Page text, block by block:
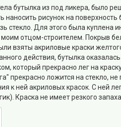
бутылка из под ликера, было
наносить рисунок на
стекло. Для этого была куплена
отцом-строителем. Покрыв
взяты акриловые краски
действия, бутылка
который прекрасно лег на
прекрасно ложится на стекло,
к ней акриловых красок. С ней
Краска не имеет резкого